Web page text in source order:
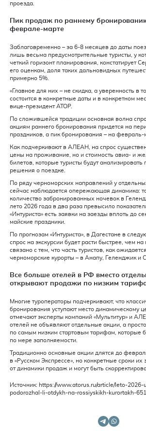
проезда.
Пик продаж по раннему
феврале-марте
Заблаговременно – за 6-8 месяцев до даты
лишь весьма предусмотрительные туристы, у
четкий горизонт планирования, констатирует
его оценкам, доля таких дальновидных
примерно 5%.
«Главное для них – не скидка, а уверенность в
состоится в конкретные даты и в конкретном
вице-президент АТОР.
По сложившейся традиции основная волна
акциям раннего бронирования придется на
праздников, а пик бронирования – на февраль-
Как подчеркивают в АЛЕАН, на спрос
цены на проживание, но и стоимость авиа- и
билетов, которые туристы будут анализировать
решения о поездке.
По ряду черноморских направлений у
сейчас наблюдается опережающая динамика:
количество забронированных ночевок в
лето 2026 года в два раза превысило
«Интуриста» есть заявки на заезды вплоть до
майские праздники.
По прогнозам «Интуриста», в Дагестане в
спрос на экскурсии будет расти быстрее, чем
связано с тем, что часть туристов, как
черноморские курорты – в Анапу, Геленджик и
Все больше отелей в РФ вместо
открывают продажи по низким
Многие туроператоры подчеркивают, что
бронирования уступают место динамическому
отмечают эксперты компаний «Мультитур» и
отелей не объявляют отдельные акции, а
по самым низким стартовым тарифам, которые
по мере заполняемости.
Традиционно основные акции длятся до
в «Русском Экспрессе», но конкретные сроки
от динамики продаж и могут быть
Источник: https://www.atorus.ru/article/leto-
podorozhal-li-otdykh-na-rossiyskikh-kurortakh-